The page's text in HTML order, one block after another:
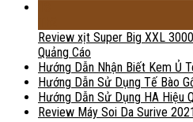
Review xịt Super Big XXL
Quảng Cáo
Hướng Dẫn Nhận Biết Kem Ủ
Hướng Dẫn Sử Dụng Tế Bào
Hướng Dẫn Sử Dụng HA Hiệu
Review Máy Soi Da Surive